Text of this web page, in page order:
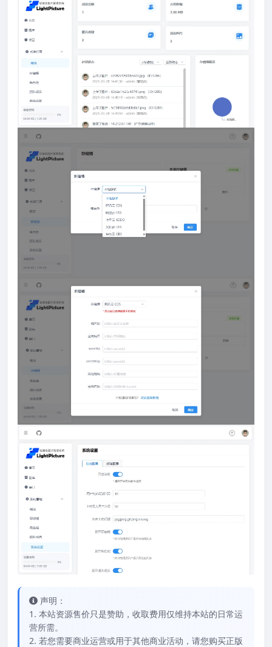
声明：
1. 本站资源售价只是赞助，收取费用仅维持本站的日常运
营所需。
2. 若您需要商业运营或用于其他商业活动，请您购买正版